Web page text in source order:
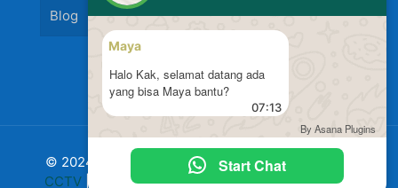
Blog
© 2024 Jasa Pasang Fire Alarm danJasa Pasang
CCTV| Harga Pasang CCTVMurah Terbaru 2024
Maya
Halo Kak, selamat datang ada
yang bisa Maya bantu?
07:13
By Asana Plugins
Start Chat